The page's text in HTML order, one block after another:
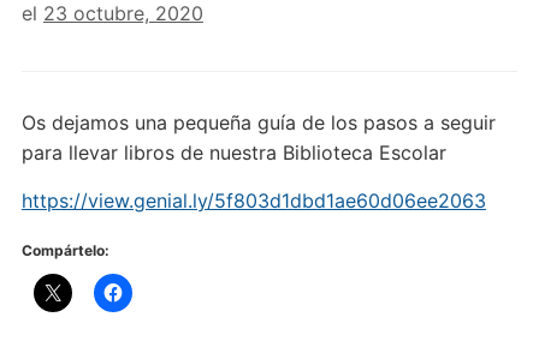
el 23 octubre, 2020
Os dejamos una pequeña guía de los pasos a seguir
para llevar libros de nuestra Biblioteca Escolar
https://view.genial.ly/5f803d1dbd1ae60d06ee2063
Compártelo: